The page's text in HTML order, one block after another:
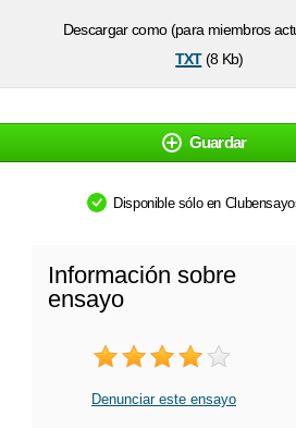
Descargar como (para miembros
txt(8 Kb)
Guardar
Disponible sólo en
Información sobre
ensayo
Denunciar este ensayo